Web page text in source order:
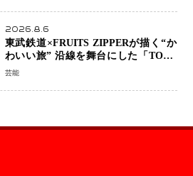
2026.8.6
東武鉄道×FRUITS ZIPPERが描く“か
わいい旅” 沿線を舞台にした「TOBU
KAWAII PROJECT」が開幕
芸能